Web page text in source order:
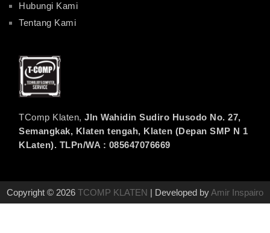
Hubungi Kami
Tentang Kami
TComp Klaten, Jln Wahidin Sudiro Husodo No. 27,
Semangkak, Klaten tengah, Klaten (Depan SMP N 1
KLaten). TLPn/WA : 085647076669
Copyright © 2026 TCOMP KLATEN | Developed byAmir Inspairo